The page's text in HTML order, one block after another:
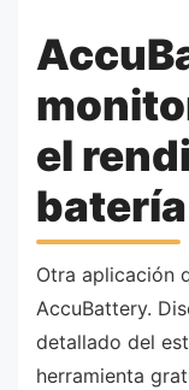
el
batería
Otra aplicación
AccuBattery.
detallado del
herramienta